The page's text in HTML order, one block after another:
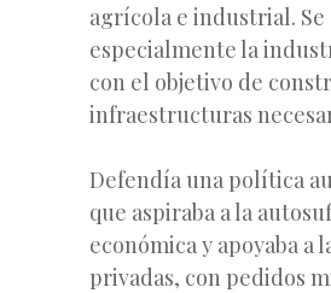
agrícola e industrial.
especialmente la
con el objetivo de
infraestructuras
Defendía una política
que aspiraba a la
económica y apoyaba a
privadas, con pedidos